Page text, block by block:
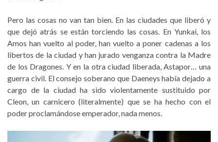
Pero las cosas no van tan bien. En las ciudades que liberó y
que dejó atrás se están torciendo las cosas. En Yunkai, los
Amos han vuelto al poder, han vuelto a poner cadenas a los
libertos de la ciudad y han jurado venganza contra la Madre
de los Dragones. Y en la otra ciudad liberada, Astapor… una
guerra civil. El consejo soberano que Daeneys había dejado a
cargo de la ciudad ha sido violentamente sustituido por
Cleon, un carnicero (literalmente) que se ha hecho con el
poder proclamándose emperador, nada menos.